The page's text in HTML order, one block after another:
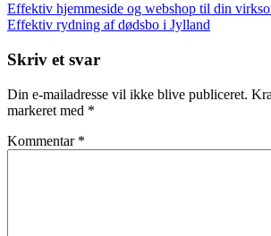
Effektiv hjemmeside og webshop til din
Effektiv rydning af dødsbo i Jylland
Skriv et svar
Din e-mailadresse vil ikke blive publiceret.
markeret med *
Kommentar *